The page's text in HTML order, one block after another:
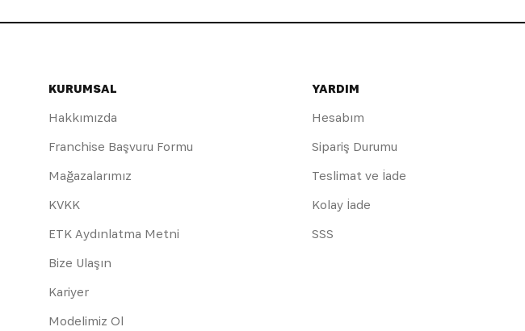
KURUMSAL
Hakkımızda
Franchise Başvuru Formu
Mağazalarımız
KVKK
ETK Aydınlatma Metni
Bize Ulaşın
Kariyer
Modelimiz Ol
YARDIM
Hesabım
Sipariş Durumu
Teslimat ve İade
Kolay İade
SSS